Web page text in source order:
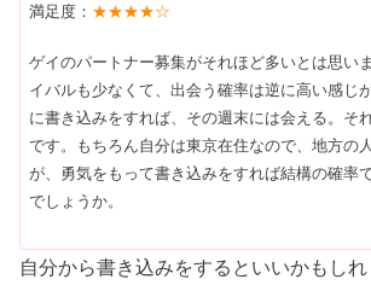
満足度： ★★★★☆
ゲイのパートナー募集がそれほど多いとは思い
イバルも少なくて、出会う確率は逆に高い感じ
に書き込みをすれば、その週末には会える。そ
です。もちろん自分は東京在住なので、地方の
が、勇気をもって書き込みをすれば結構の確率
でしょうか。
自分から書き込みをするといいかもしれ